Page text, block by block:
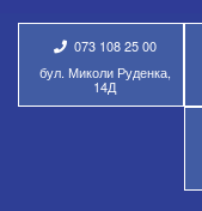
073 108 25 00
бул. Миколи Руденка,
14Д